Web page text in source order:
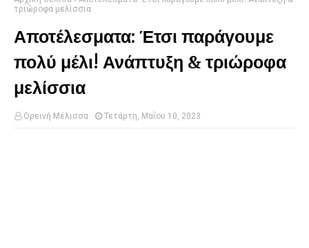
τριώροφα μελίσσια
Αποτέλεσματα: Έτσι παράγουμε
πολύ μέλι! Ανάπτυξη & τριώροφα
μελίσσια
Ορεινή Μέλισσα Τετάρτη, Μαΐου 10, 2023